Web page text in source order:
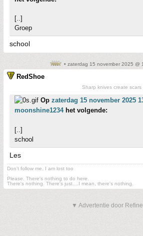
[..]
Groep
school
• zaterdag 15 november 2025 @
RedShoe
Sharp knives create scars
Op zaterdag 15 november 2025
moonshine1234het volgende:
[..]
school
Les
Don't follow me. I am lost too
Please. There's nothing to do here.
There's nothing. There's just....I mean, there's nothing.
▼ Advertentie door